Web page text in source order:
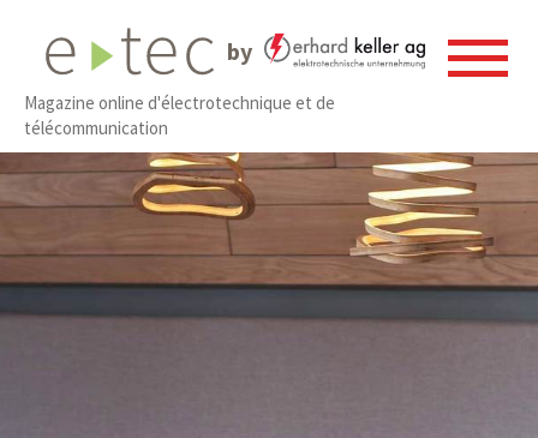
by
Magazine online d'électrotechnique et de
télécommunication